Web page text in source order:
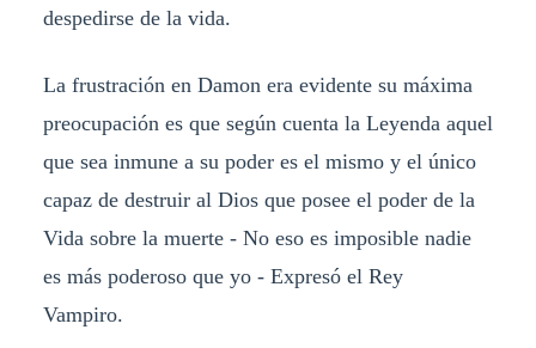
despedirse de la vida.
La frustración en Damon era evidente su máxima
preocupación es que según cuenta la Leyenda aquel
que sea inmune a su poder es el mismo y el único
capaz de destruir al Dios que posee el poder de la
Vida sobre la muerte - No eso es imposible nadie
es más poderoso que yo - Expresó el Rey
Vampiro.